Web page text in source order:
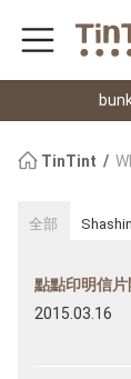
TinTint
全部
點點印明信片
2015.03.16